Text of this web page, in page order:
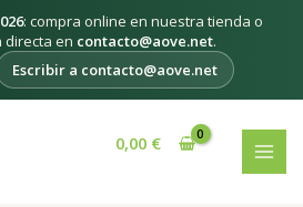
: compra online en nuestra tienda o
directa en contacto@aove.net.
Escribir a contacto@aove.net
0,00 €